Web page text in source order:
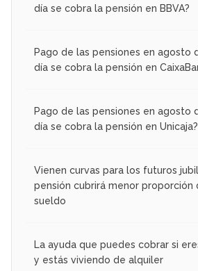
día se cobra la pensión en BBVA?
Pago de las pensiones en agosto
día se cobra la pensión en
Pago de las pensiones en agosto
día se cobra la pensión en Unicaja?
Vienen curvas para los futuros
pensión cubrirá menor proporción
sueldo
La ayuda que puedes cobrar si
y estás viviendo de alquiler